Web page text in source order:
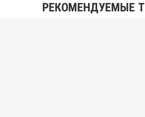
РЕКОМЕНДУЕМЫЕ